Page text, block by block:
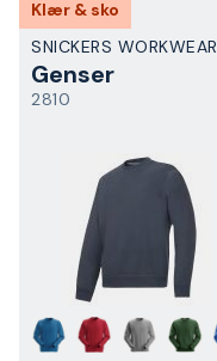
Klær & sko
SNICKERS WORKWEAR
Genser
2810